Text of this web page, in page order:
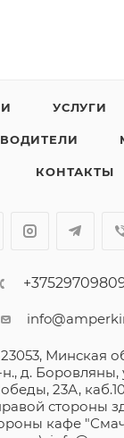
УСЛУГИ
КОНТАКТЫ
Минская
д. Боровляны,
23А,
стороны
кафе